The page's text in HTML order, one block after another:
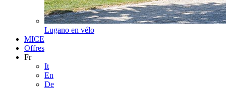
Lugano en vélo
MICE
Offres
Fr
It
En
De